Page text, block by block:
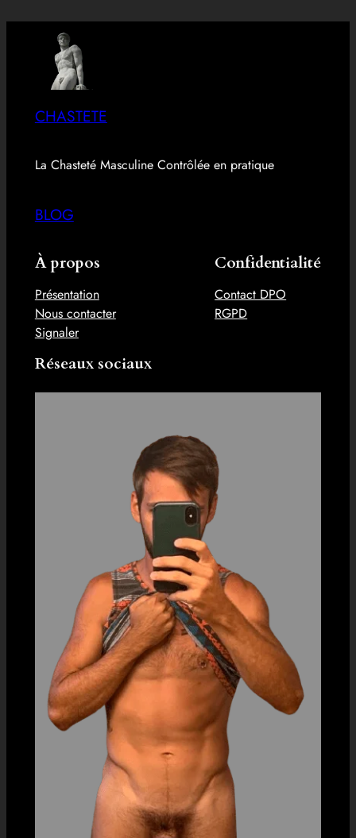
CHASTETE
La Chasteté Masculine Contrôlée en pratique
BLOG
À propos
Présentation
Nous contacter
Signaler
Confidentialité
Contact DPO
RGPD
Réseaux sociaux